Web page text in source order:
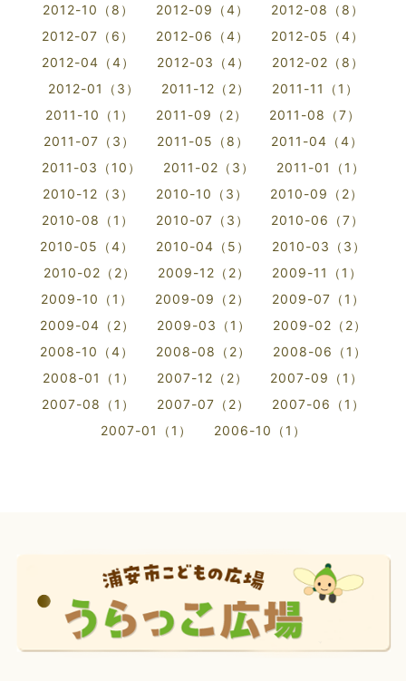
2012-10（8）
2012-09（4）
2012-08（8）
2012-07（6）
2012-06（4）
2012-05（4）
2012-04（4）
2012-03（4）
2012-02（8）
2012-01（3）
2011-12（2）
2011-11（1）
2011-10（1）
2011-09（2）
2011-08（7）
2011-07（3）
2011-05（8）
2011-04（4）
2011-03（10）
2011-02（3）
2011-01（1）
2010-12（3）
2010-10（3）
2010-09（2）
2010-08（1）
2010-07（3）
2010-06（7）
2010-05（4）
2010-04（5）
2010-03（3）
2010-02（2）
2009-12（2）
2009-11（1）
2009-10（1）
2009-09（2）
2009-07（1）
2009-04（2）
2009-03（1）
2009-02（2）
2008-10（4）
2008-08（2）
2008-06（1）
2008-01（1）
2007-12（2）
2007-09（1）
2007-08（1）
2007-07（2）
2007-06（1）
2007-01（1）
2006-10（1）